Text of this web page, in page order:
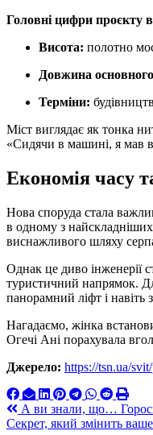
Головні цифри проєкту
Висота: полотно
Довжина
Терміни:
Міст виглядає як тонка
«Сидячи в машині, я мав
Економія часу
Нова споруда стала
в одному з
виснажливого шляху
Однак це диво інженерії
туристичний напрямок.
панорамний ліфт і навіть
Нагадаємо, жінка
Огечі Ані порахувала
Джерело: https://tsn.ua/
Навигация
А ви знали, що…
Секрет, який змінить